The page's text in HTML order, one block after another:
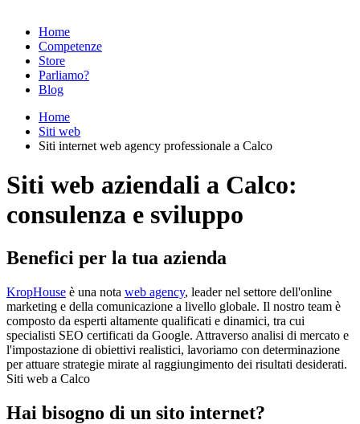
Home
Competenze
Store
Parliamo?
Blog
Home
Siti web
Siti internet web agency professionale a Calco
Siti web aziendali a Calco:
consulenza e sviluppo
Benefici per la tua azienda
KropHouse è una nota web agency, leader nel settore dell'online
marketing e della comunicazione a livello globale. Il nostro team è
composto da esperti altamente qualificati e dinamici, tra cui
specialisti SEO certificati da Google. Attraverso analisi di mercato e
l'impostazione di obiettivi realistici, lavoriamo con determinazione
per attuare strategie mirate al raggiungimento dei risultati desiderati.
Siti web a Calco
Hai bisogno di un sito internet?